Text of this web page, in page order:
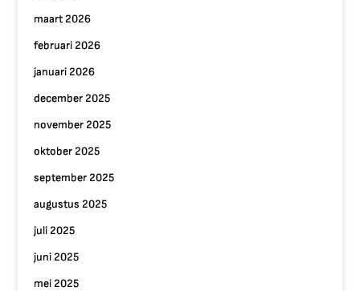
maart 2026
februari 2026
januari 2026
december 2025
november 2025
oktober 2025
september 2025
augustus 2025
juli 2025
juni 2025
mei 2025